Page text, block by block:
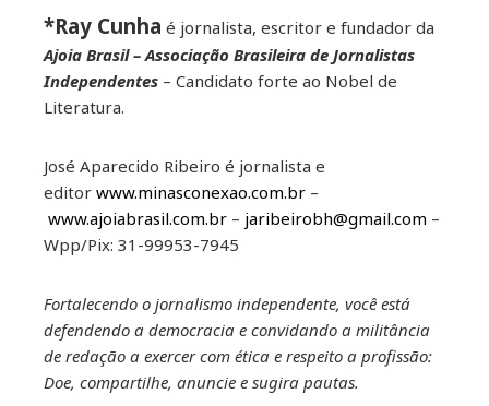
*Ray Cunha é jornalista, escritor e fundador da
Ajoia Brasil – Associação Brasileira de Jornalistas
Independentes – Candidato forte ao Nobel de
Literatura.
José Aparecido Ribeiro é jornalista e
editor www.minasconexao.com.br –
www.ajoiabrasil.com.br – jaribeirobh@gmail.com –
Wpp/Pix: 31-99953-7945
Fortalecendo o jornalismo independente, você está
defendendo a democracia e convidando a militância
de redação a exercer com ética e respeito a profissão:
Doe, compartilhe, anuncie e sugira pautas.